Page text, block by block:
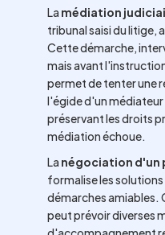
La médiation
tribunal saisi du litige,
Cette démarche,
mais avant
permet de tenter une
l'égide d'un médiateur
préservant les droits
médiation échoue.
La négociation
formalise les
démarches
peut prévoir diverses